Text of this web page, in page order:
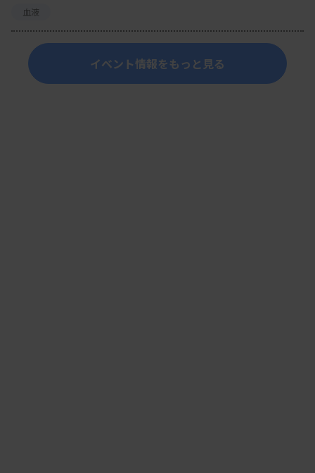
血液
イベント情報をもっと見る